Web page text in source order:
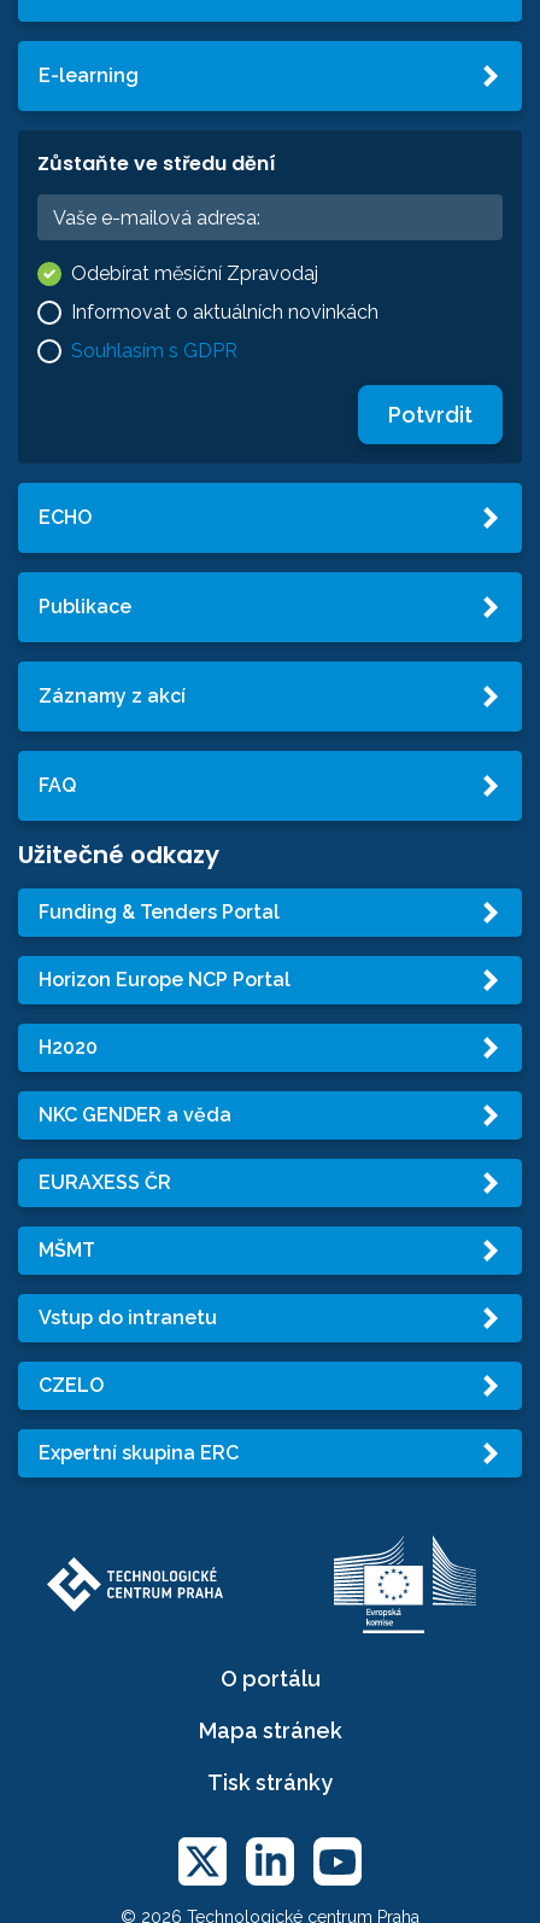
E-learning
Zůstaňte ve středu dění
Odebírat měsíční Zpravodaj
Informovat o aktuálních novinkách
Souhlasím s GDPR
Potvrdit
ECHO
Publikace
Záznamy z akcí
FAQ
Užitečné odkazy
Funding & Tenders Portal
Horizon Europe NCP Portal
H2020
NKC GENDER a věda
EURAXESS ČR
MŠMT
Vstup do intranetu
CZELO
Expertní skupina ERC
O portálu
Mapa stránek
Tisk stránky
© 2026 Technologické centrum Praha